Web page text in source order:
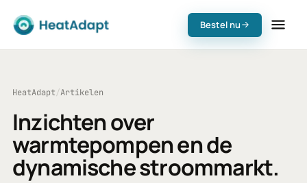
Bestel nu
HeatAdapt/Artikelen
Inzichten over
warmtepompen en de
dynamische stroommarkt.